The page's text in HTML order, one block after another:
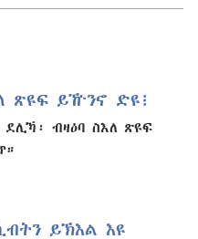
ጽዩፍ ይዅንኖ ድዩ፧
ብዛዕባ ስእለ ጽዩፍ
ይኽእል እዩ